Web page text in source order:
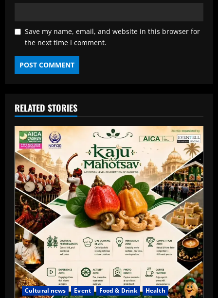
Save my name, email, and website in this browser for
the next time I comment.
RELATED STORIES
Cultural news Event Food & Drink
Health